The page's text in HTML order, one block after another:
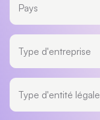
Pays
Type d'entreprise
Type d'entité légale